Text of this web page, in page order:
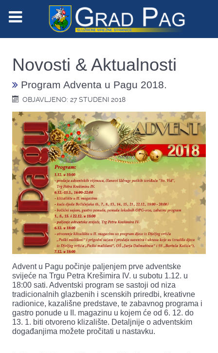
Novosti & Aktualnosti
Program Adventa u Pagu 2018.
OBJAVLJENO: 27 STUDENI 2018
Advent u Pagu počinje paljenjem prve adventske
svijeće na Trgu Petra Krešimira IV. u subotu 1.12. u
18:00 sati. Adventski program se sastoji od niza
tradicionalnih glazbenih i scenskih priredbi, kreativne
radionice, kazališne predstave, te zabavnog programa i
gastro ponude u II. magazinu u kojem će od 6. 12. do
13. 1. biti otvoreno klizalište. Detaljnije o adventskim
događanjima možete pročitati u nastavku.